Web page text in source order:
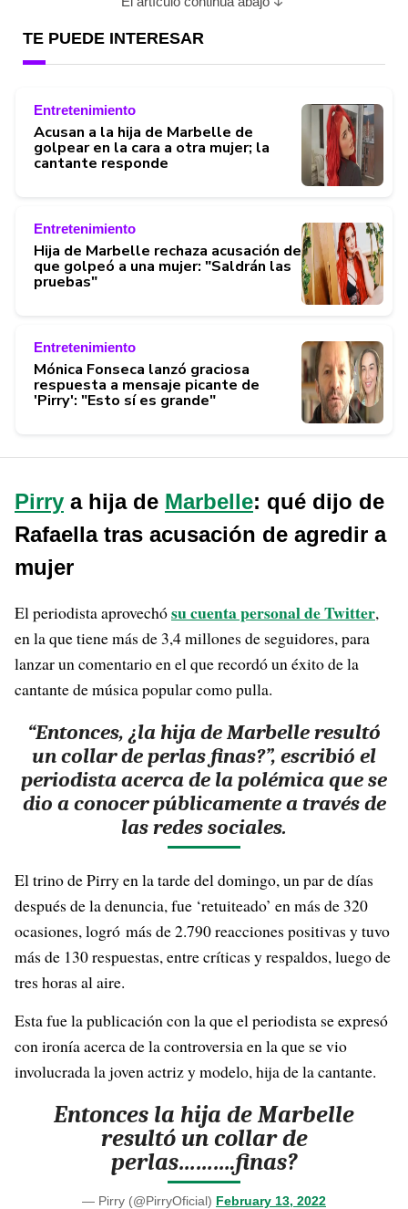
TE PUEDE INTERESAR
Entretenimiento
Acusan a la hija de Marbelle de
golpear en la cara a otra mujer; la
cantante responde
Entretenimiento
Hija de Marbelle rechaza acusación de
que golpeó a una mujer: "Saldrán las
pruebas"
Entretenimiento
Mónica Fonseca lanzó graciosa
respuesta a mensaje picante de
'Pirry': "Esto sí es grande"
Pirry a hija de Marbelle: qué dijo de
Rafaella tras acusación de agredir a
mujer
El periodista aprovechósu cuenta personal de Twitter,
en la que tiene más de 3,4 millones de seguidores, para
lanzar un comentario en el que recordó un éxito de la
cantante de música popular como pulla.
“Entonces, ¿la hija de Marbelle resultó
un collar de perlas finas?”, escribió el
periodista acerca de la polémica que se
dio a conocer públicamente a través de
las redes sociales.
El trino de Pirry en la tarde del domingo, un par de días
después de la denuncia, fue ‘retuiteado’ en más de 320
ocasiones, logró más de 2.790 reacciones positivas y tuvo
más de 130 respuestas, entre críticas y respaldos, luego de
tres horas al aire.
Esta fue la publicación con la que el periodista se expresó
con ironía acerca de la controversia en la que se vio
involucrada la joven actriz y modelo, hija de la cantante.
Entonces la hija de Marbelle
resultó un collar de
perlas……….finas?
— Pirry (@PirryOficial) February 13, 2022